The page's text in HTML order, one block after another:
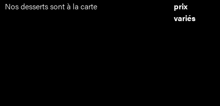
Nos desserts sont à la carte
prix
variés